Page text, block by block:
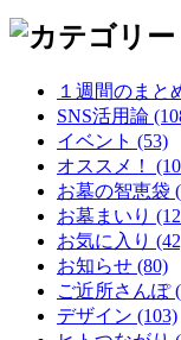
１週間のまと
SNS活用論
イベント (53)
オススメ！
お墓の智恵袋
お墓まいり
お気に入り
お知らせ (80)
ご近所さんぽ
デザイン (103)